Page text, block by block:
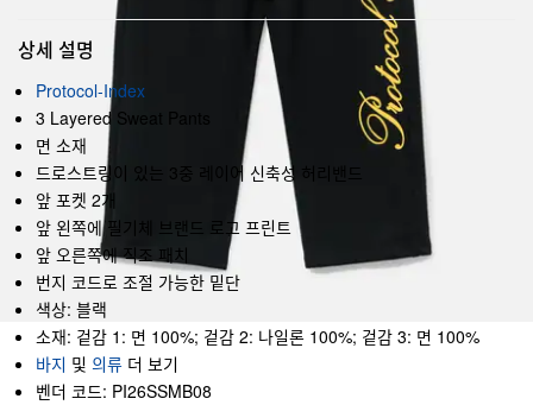
상세 설명
Protocol-Index
3 Layered Sweat Pants
면 소재
드로스트링이 있는 3중 레이어 신축성 허리밴드
앞 포켓 2개
앞 왼쪽에 필기체 브랜드 로고 프린트
앞 오른쪽에 직조 패치
번지 코드로 조절 가능한 밑단
색상: 블랙
소재: 겉감 1: 면 100%; 겉감 2: 나일론 100%; 겉감 3: 면 100%
바지 및 의류 더 보기
벤더 코드: PI26SSMB08